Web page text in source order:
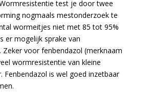
test je door twee
nogmaals mestonderzoek te
wormeitjes niet met 85 tot 95%
er mogelijk sprake van
voor fenbendazol (merknaam
wormresistentie van kleine
Fenbendazol is wel goed inzetbaar